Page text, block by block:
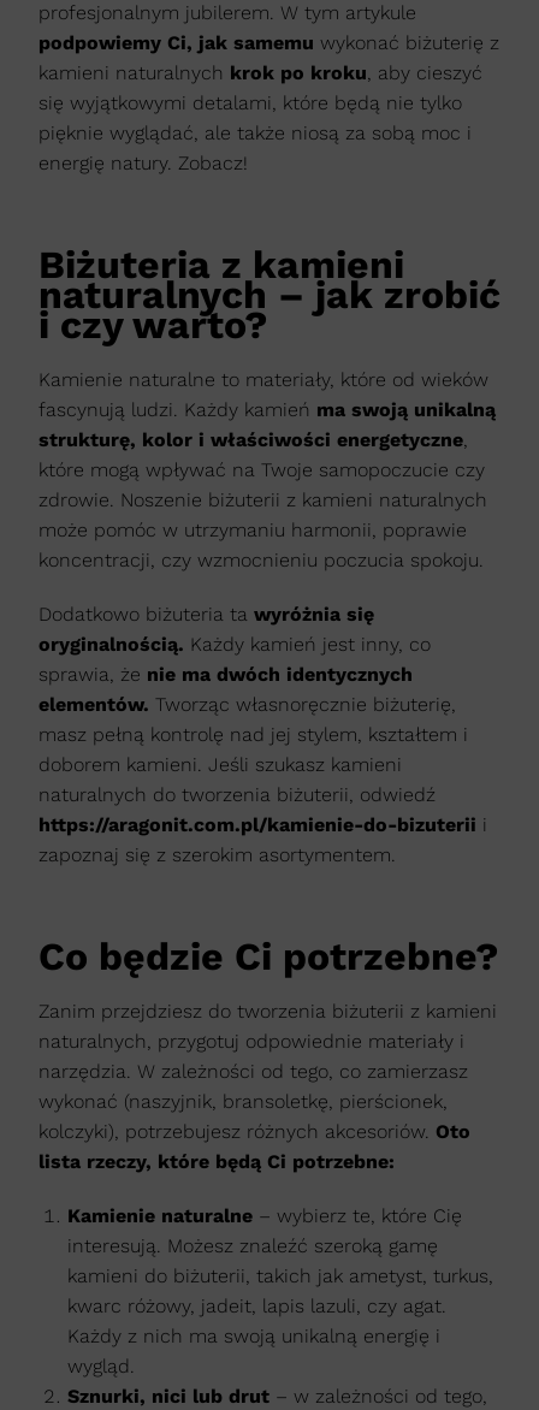
profesjonalnym jubilerem. W tym artykule
podpowiemy Ci, jak samemu wykonać biżuterię z
kamieni naturalnych krok po kroku, aby cieszyć
się wyjątkowymi detalami, które będą nie tylko
pięknie wyglądać, ale także niosą za sobą moc i
energię natury. Zobacz!
Biżuteria z kamieni
naturalnych – jak zrobić
i czy warto?
Kamienie naturalne to materiały, które od wieków
fascynują ludzi. Każdy kamień ma swoją unikalną
strukturę, kolor i właściwości energetyczne,
które mogą wpływać na Twoje samopoczucie czy
zdrowie. Noszenie biżuterii z kamieni naturalnych
może pomóc w utrzymaniu harmonii, poprawie
koncentracji, czy wzmocnieniu poczucia spokoju.
Dodatkowo biżuteria ta wyróżnia się
oryginalnością. Każdy kamień jest inny, co
sprawia, że nie ma dwóch identycznych
elementów. Tworząc własnoręcznie biżuterię,
masz pełną kontrolę nad jej stylem, kształtem i
doborem kamieni. Jeśli szukasz kamieni
naturalnych do tworzenia biżuterii, odwiedź
https://aragonit.com.pl/kamienie-do-bizuterii i
zapoznaj się z szerokim asortymentem.
Co będzie Ci potrzebne?
Zanim przejdziesz do tworzenia biżuterii z kamieni
naturalnych, przygotuj odpowiednie materiały i
narzędzia. W zależności od tego, co zamierzasz
wykonać (naszyjnik, bransoletkę, pierścionek,
kolczyki), potrzebujesz różnych akcesoriów. Oto
lista rzeczy, które będą Ci potrzebne:
Kamienie naturalne – wybierz te, które Cię
interesują. Możesz znaleźć szeroką gamę
kamieni do biżuterii, takich jak ametyst, turkus,
kwarc różowy, jadeit, lapis lazuli, czy agat.
Każdy z nich ma swoją unikalną energię i
wygląd.
Sznurki, nici lub drut – w zależności od tego,